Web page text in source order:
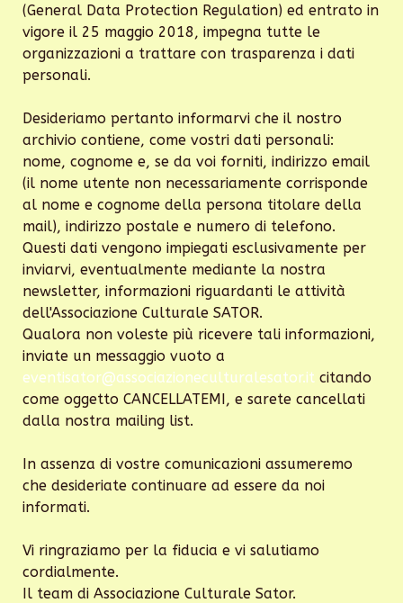
(General Data Protection Regulation) ed entrato in
vigore il 25 maggio 2018, impegna tutte le
organizzazioni a trattare con trasparenza i dati
personali.
Desideriamo pertanto informarvi che il nostro
archivio contiene, come vostri dati personali:
nome, cognome e, se da voi forniti, indirizzo email
(il nome utente non necessariamente corrisponde
al nome e cognome della persona titolare della
mail), indirizzo postale e numero di telefono.
Questi dati vengono impiegati esclusivamente per
inviarvi, eventualmente mediante la nostra
newsletter, informazioni riguardanti le attività
dell'Associazione Culturale SATOR.
Qualora non voleste più ricevere tali informazioni,
inviate un messaggio vuoto a
eventisator@associazioneculturalesator.it citando
come oggetto CANCELLATEMI, e sarete cancellati
dalla nostra mailing list.
In assenza di vostre comunicazioni assumeremo
che desideriate continuare ad essere da noi
informati.
Vi ringraziamo per la fiducia e vi salutiamo
cordialmente.
Il team di Associazione Culturale Sator.